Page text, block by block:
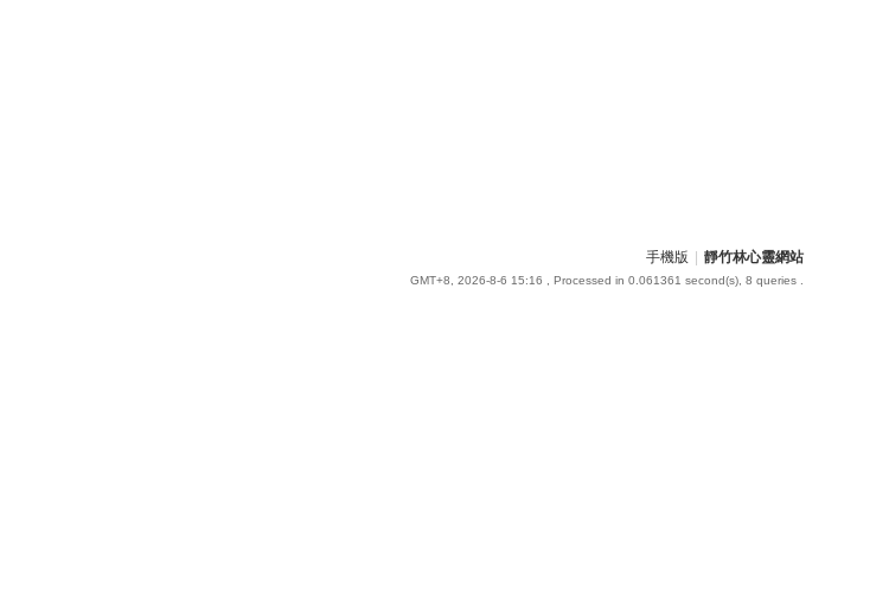
手機版 靜竹林心靈網站
GMT+8, 2026-8-6 15:16 , Processed in 0.061361 second(s), 8 queries .